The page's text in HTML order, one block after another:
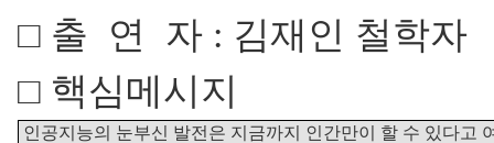
□ 출 연 자 : 김재인 철학자
□ 핵심메시지
인공지능의 눈부신 발전은 지금까지 인간만이 할 수 있다고